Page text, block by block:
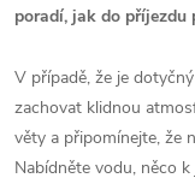
poradí, jak do příjezdu
V případě, že je
zachovat klidnou
věty a připomínejte, že
Nabídněte vodu, něco